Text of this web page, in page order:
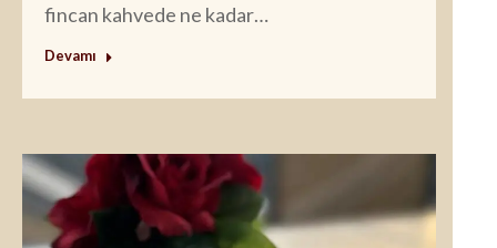
fincan kahvede ne kadar…
Devamı